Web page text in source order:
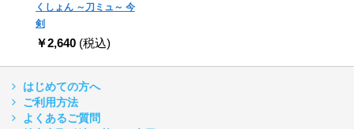
くしょん ～刀ミュ～ 今
剣
￥2,640 (税込)
はじめての方へ
ご利用方法
よくあるご質問